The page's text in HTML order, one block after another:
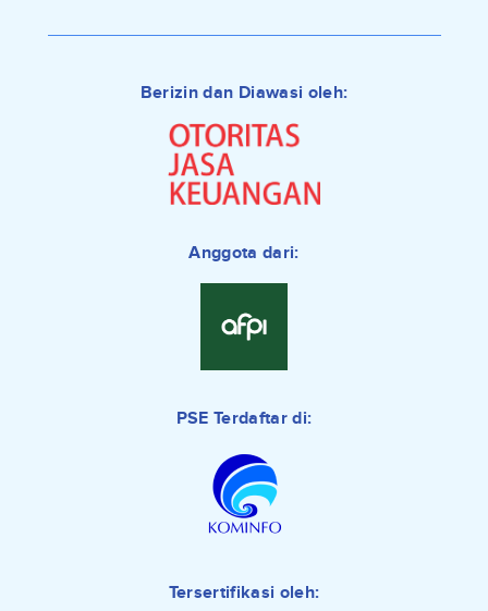
Berizin dan Diawasi oleh:
Anggota dari:
PSE Terdaftar di:
Tersertifikasi oleh: